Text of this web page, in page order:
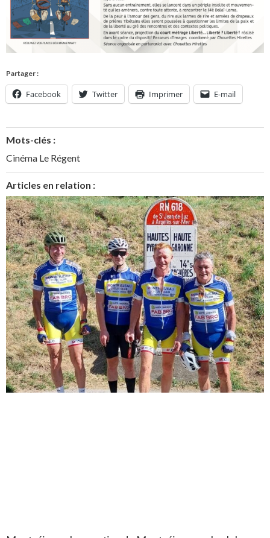
Partager :
Facebook Twitter Imprimer E-mail
Mots-clés :
Cinéma Le Régent
Articles en relation :